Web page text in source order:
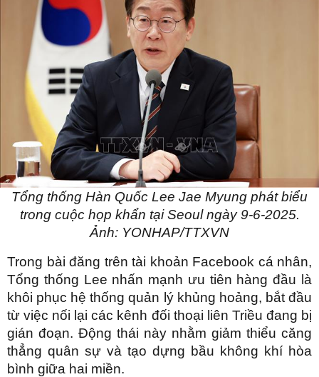
Tổng thống Hàn Quốc Lee Jae Myung phát biểu
trong cuộc họp khẩn tại Seoul ngày 9-6-2025.
Ảnh: YONHAP/TTXVN
Trong bài đăng trên tài khoản Facebook cá nhân,
Tổng thống Lee nhấn mạnh ưu tiên hàng đầu là
khôi phục hệ thống quản lý khủng hoảng, bắt đầu
từ việc nối lại các kênh đối thoại liên Triều đang bị
gián đoạn. Động thái này nhằm giảm thiểu căng
thẳng quân sự và tạo dựng bầu không khí hòa
bình giữa hai miền.